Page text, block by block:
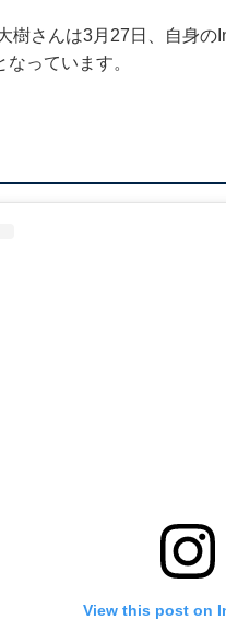
樹さんは3月27日、自身
っています。
View this post on